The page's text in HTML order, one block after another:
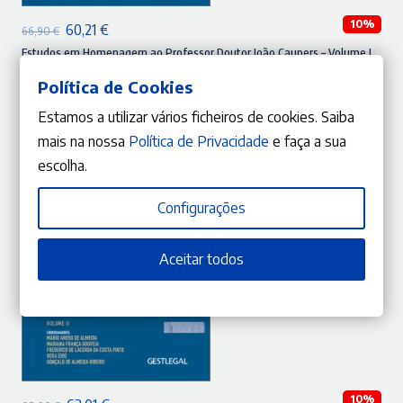
66,90€ O
preço
original
66,90 €.
60,21 €O
preço
atual
60,21 €.
10%
Estudos em Homenagem ao Professor Doutor João Caupers – Volume I
Gonçalo de Almeida Ribeiro
AA.VV.
10%
Política de Cookies
Estamos a utilizar vários ficheiros de cookies. Saiba
mais na nossa Política de Privacidade e faça a sua
escolha.
Configurações
Aceitar todos